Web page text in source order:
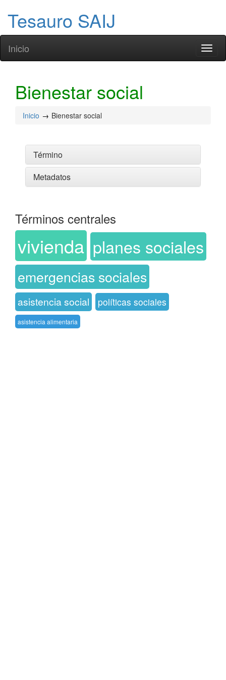
Tesauro SAIJ
Inicio
Bienestar social
Inicio Bienestar social
Término
Metadatos
Términos centrales
vivienda planes sociales
emergencias sociales
asistencia social políticas sociales
asistencia alimentaria